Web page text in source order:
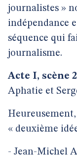
journalistes »
indépendance
séquence qui
journalisme.
Acte I, scène
Aphatie et
« deuxième
- Jean-Michel